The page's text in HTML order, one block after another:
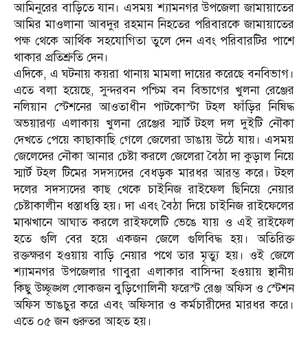
আমিনুরের বাড়িতে যান। এসময় শ্যামনগর উপজেলা জামায়াতের
আমির মাওলানা আবদুর রহমান নিহতের পরিবারকে জামায়াতের
পক্ষ থেকে আর্থিক সহযোগিতা তুলে দেন এবং পরিবারটির পাশে
থাকার প্রতিশ্রুতি দেন।
‎এদিকে, এ ঘটনায় কয়রা থানায় মামলা দায়ের করেছে বনবিভাগ।
এতে বলা হয়েছে, সুন্দরবন পশ্চিম বন বিভাগের খুলনা রেঞ্জের
নলিয়ান স্টেশনের আওতাধীন পাটকোস্টা টহল ফাঁড়ির নিষিদ্ধ
অভয়ারণ্য এলাকায় খুলনা রেঞ্জের স্মার্ট টহল দল দুইটি নৌকা
দেখতে পেয়ে কাছাকাছি গেলে জেলেরা ডাঙায় উঠে যায়। এসময়
জেলেদের নৌকা আনার চেষ্টা করলে জেলেরা বৈঠা দা কুড়াল নিয়ে
স্মার্ট টহল টিমের সদস্যদের বেধড়ক মারধর আরম্ভ করে। টহল
দলের সদস্যদের কাছ থেকে চাইনিজ রাইফেল ছিনিয়ে নেয়ার
চেষ্টাকালীন ধস্তাধস্তি হয়। দা এবং বৈঠা দিয়ে চাইনিজ রাইফেলের
মাঝখানে আঘাত করলে রাইফলেটি ভেঙে যায় ও এই রাইফেল
হতে গুলি বের হয়ে একজন জেলে গুলিবিদ্ধ হয়। অতিরিক্ত
রক্তক্ষরণ হওয়ায় বাড়ি নেয়ার পথে তার মৃত্যু হয়। ওই জেলে
শ্যামনগর উপজেলার গাবুরা এলাকার বাসিন্দা হওয়ায় স্থানীয়
কিছু উচ্ছৃঙ্খল লোকজন বুড়িগোলিনী ফরেস্ট রেঞ্জ অফিস ও স্টেশন
অফিস ভাঙচুর করে এবং অফিসার ও কর্মচারীদের মারধর করে।
এতে ০৫ জন গুরুতর আহত হয়।